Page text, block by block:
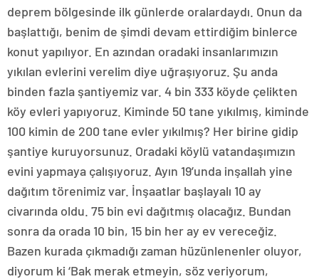
deprem bölgesinde ilk günlerde oralardaydı. Onun da
başlattığı, benim de şimdi devam ettirdiğim binlerce
konut yapılıyor. En azından oradaki insanlarımızın
yıkılan evlerini verelim diye uğraşıyoruz. Şu anda
binden fazla şantiyemiz var. 4 bin 333 köyde çelikten
köy evleri yapıyoruz. Kiminde 50 tane yıkılmış, kiminde
100 kimin de 200 tane evler yıkılmış? Her birine gidip
şantiye kuruyorsunuz. Oradaki köylü vatandaşımızın
evini yapmaya çalışıyoruz. Ayın 19’unda inşallah yine
dağıtım törenimiz var. İnşaatlar başlayalı 10 ay
civarında oldu. 75 bin evi dağıtmış olacağız. Bundan
sonra da orada 10 bin, 15 bin her ay ev vereceğiz.
Bazen kurada çıkmadığı zaman hüzünlenenler oluyor,
diyorum ki ‘Bak merak etmeyin, söz veriyorum,